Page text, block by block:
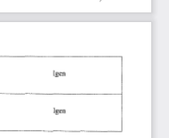
Igen
Igen